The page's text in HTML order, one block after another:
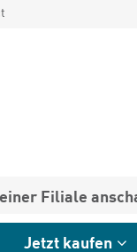
Filiale
Jetzt kaufen